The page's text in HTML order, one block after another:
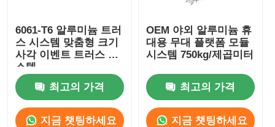
6061-T6 알루미늄 트러
스 시스템 맞춤형 크기
사각 이벤트 트러스 시
스템
최고의 가격
지금 챗팅하세요
OEM 야외 알루미늄 휴
대용 무대 플랫폼 모듈
시스템 750kg/제곱미터
최고의 가격
지금 챗팅하세요